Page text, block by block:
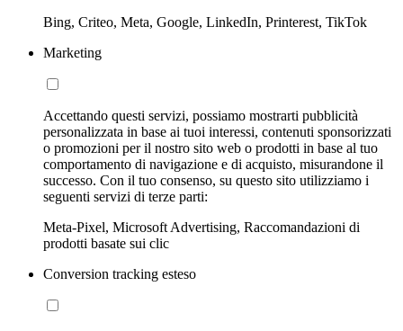
Bing, Criteo, Meta, Google, LinkedIn, Printerest, TikTok
Marketing
Accettando questi servizi, possiamo mostrarti pubblicità
personalizzata in base ai tuoi interessi, contenuti sponsorizzati
o promozioni per il nostro sito web o prodotti in base al tuo
comportamento di navigazione e di acquisto, misurandone il
successo. Con il tuo consenso, su questo sito utilizziamo i
seguenti servizi di terze parti:
Meta-Pixel, Microsoft Advertising, Raccomandazioni di
prodotti basate sui clic
Conversion tracking esteso